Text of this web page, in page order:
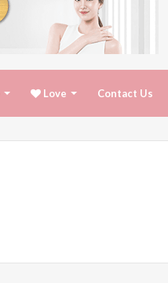
Love Contact Us